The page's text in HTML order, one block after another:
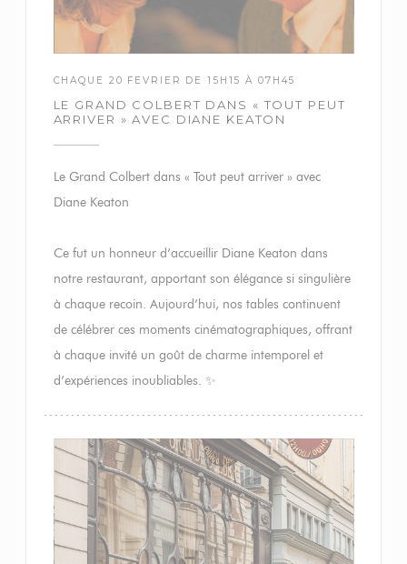
CHAQUE 20 FEVRIER DE 15H15 À 07H45
LE GRAND COLBERT DANS « TOUT PEUT
ARRIVER » AVEC DIANE KEATON
Le Grand Colbert dans « Tout peut arriver » avec
Diane Keaton
Ce fut un honneur d’accueillir Diane Keaton dans
notre restaurant, apportant son élégance si singulière
à chaque recoin. Aujourd’hui, nos tables continuent
de célébrer ces moments cinématographiques, offrant
à chaque invité un goût de charme intemporel et
d’expériences inoubliables. ✨